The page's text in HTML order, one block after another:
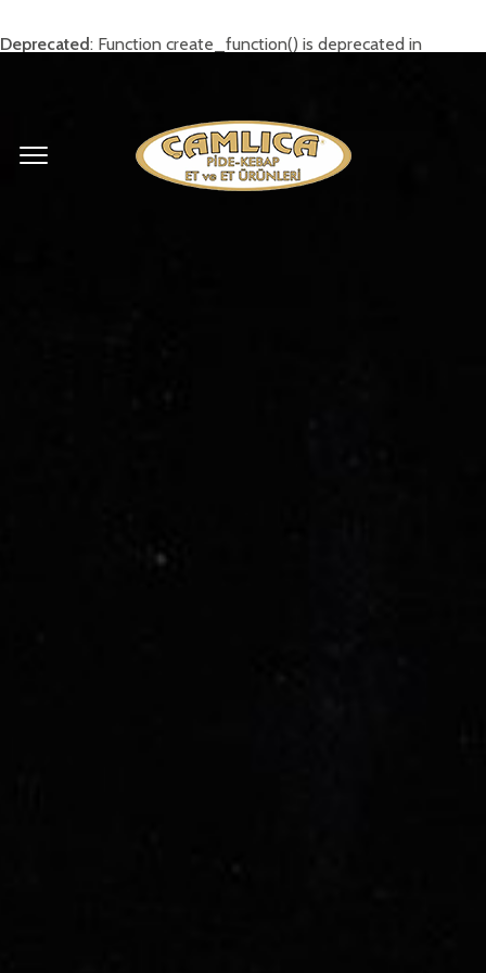
Deprecated: Function create_function() is deprecated in